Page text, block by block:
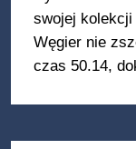
swojej kolekcji
Węgier nie
czas 50.14,